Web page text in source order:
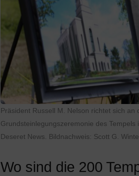
Präsident Russell M. Nelson richtet sich
Grundsteinlegungszeremonie des
Deseret News. Bildnachweis: Scott G.
Wo sind die 200